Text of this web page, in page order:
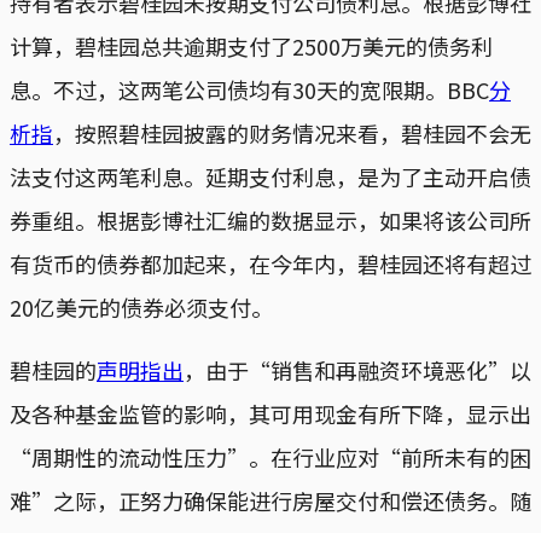
计算，碧桂园总共逾期支付了2500万美元的债务利
息。不过，这两笔公司债均有30天的宽限期。BBC分
析指，按照碧桂园披露的财务情况来看，碧桂园不会无
法支付这两笔利息。延期支付利息，是为了主动开启债
券重组。根据彭博社汇编的数据显示，如果将该公司所
有货币的债券都加起来，在今年内，碧桂园还将有超过
20亿美元的债券必须支付。
碧桂园的声明指出，由于“销售和再融资环境恶化”以
及各种基金监管的影响，其可用现金有所下降，显示出
“周期性的流动性压力”。在行业应对“前所未有的困
难”之际，正努力确保能进行房屋交付和偿还债务。随